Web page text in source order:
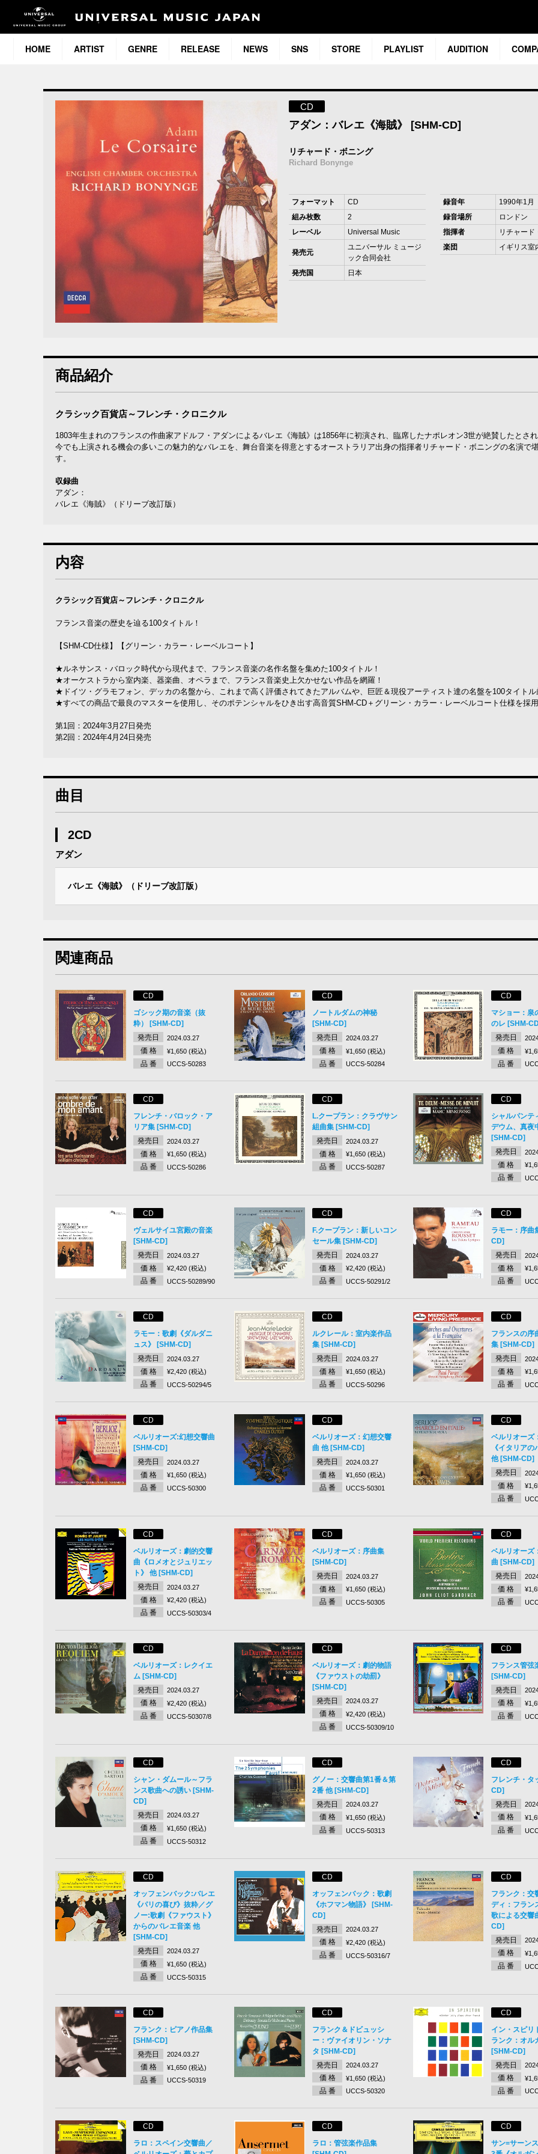
HOME ARTIST GENRE RELEASE NEWS SNS STORE PLAYLIST AUDITION
CD
アダン：バレエ《海賊》 [SHM-CD]
リチャード・ボニング
Richard Bonynge
フォーマット
CD
組み枚数
2
レーベル
Universal Music
発売元
ユニバーサル ミュージ
ック合同会社
発売国
日本
録音年
1990年1月
録音場所
ロンドン
指揮者
リチャード
楽団
イギリス室
商品紹介
クラシック百貨店～フレンチ・クロニクル
1803年生まれのフランスの作曲家アドルフ・アダンによるバレエ《海賊》は1856年に初演され、臨席したナポレオン3世が絶賛したとされ
今でも上演される機会の多いこの魅力的なバレエを、舞台音楽を得意とするオーストラリア出身の指揮者リチャード・ボニングの名演で
す。
収録曲
アダン：
バレエ《海賊》（ドリーブ改訂版）
内容
クラシック百貨店～フレンチ・クロニクル
フランス音楽の歴史を辿る100タイトル！
【SHM-CD仕様】【グリーン・カラー・レーベルコート】
★ルネサンス・バロック時代から現代まで、フランス音楽の名作名盤を集めた100タイトル！
★オーケストラから室内楽、器楽曲、オペラまで、フランス音楽史上欠かせない作品を網羅！
★ドイツ・グラモフォン、デッカの名盤から、これまで高く評価されてきたアルバムや、巨匠＆現役アーティスト達の名盤を100タイトル
★すべての商品で最良のマスターを使用し、そのポテンシャルをひき出す高音質SHM-CD＋グリーン・カラー・レーベルコート仕様を採用
第1回：2024年3月27日発売
第2回：2024年4月24日発売
曲目
2CD
アダン
バレエ《海賊》（ドリーブ改訂版）
関連商品
CD
ゴシック期の音楽（抜
粋） [SHM-CD]
発売日
2024.03.27
価 格 ¥1,650 (税込)
品 番 UCCS-50283
CD
ノートルダムの神秘
[SHM-CD]
発売日
2024.03.27
価 格 ¥1,650 (税込)
品 番 UCCS-50284
CD
マショー：泉
のレ [SHM-
発売日
価 格
品 番
CD
フレンチ・バロック・ア
リア集 [SHM-CD]
発売日
2024.03.27
価 格 ¥1,650 (税込)
品 番 UCCS-50286
CD
L.クープラン：クラヴサン
組曲集 [SHM-CD]
発売日
2024.03.27
価 格 ¥1,650 (税込)
品 番 UCCS-50287
CD
シャルパンテ
デウム、真夜
[SHM-CD]
発売日
価 格
品 番
CD
ヴェルサイユ宮殿の音楽
[SHM-CD]
発売日
2024.03.27
価 格 ¥2,420 (税込)
品 番 UCCS-50289/90
CD
F.クープラン：新しいコン
セール集 [SHM-CD]
発売日
2024.03.27
価 格 ¥2,420 (税込)
品 番 UCCS-50291/2
CD
ラモー：序曲
CD]
発売日
価 格
品 番
CD
ラモー：歌劇《ダルダニ
ュス》 [SHM-CD]
発売日
2024.03.27
価 格 ¥2,420 (税込)
品 番 UCCS-50294/5
CD
ルクレール：室内楽作品
集 [SHM-CD]
発売日
2024.03.27
価 格 ¥1,650 (税込)
品 番 UCCS-50296
CD
フランスの序
集 [SHM-CD]
発売日
価 格
品 番
CD
ベルリオーズ:幻想交響曲
[SHM-CD]
発売日
2024.03.27
価 格 ¥1,650 (税込)
品 番 UCCS-50300
CD
ベルリオーズ：幻想交響
曲 他 [SHM-CD]
発売日
2024.03.27
価 格 ¥1,650 (税込)
品 番 UCCS-50301
CD
ベルリオーズ
《イタリアの
他 [SHM-CD]
発売日
価 格
品 番
CD
ベルリオーズ：劇的交響
曲《ロメオとジュリエッ
ト》 他 [SHM-CD]
発売日
2024.03.27
価 格 ¥2,420 (税込)
品 番 UCCS-50303/4
CD
ベルリオーズ：序曲集
[SHM-CD]
発売日
2024.03.27
価 格 ¥1,650 (税込)
品 番 UCCS-50305
CD
ベルリオーズ
曲 [SHM-CD]
発売日
価 格
品 番
CD
ベルリオーズ：レクイエ
ム [SHM-CD]
発売日
2024.03.27
価 格 ¥2,420 (税込)
品 番 UCCS-50307/8
CD
ベルリオーズ：劇的物語
《ファウストの劫罰》
[SHM-CD]
発売日
2024.03.27
価 格 ¥2,420 (税込)
品 番 UCCS-50309/10
CD
フランス管弦
[SHM-CD]
発売日
価 格
品 番
CD
シャン・ダムール～フラ
ンス歌曲への誘い [SHM-
CD]
発売日
2024.03.27
価 格 ¥1,650 (税込)
品 番 UCCS-50312
CD
グノー：交響曲第1番＆第
2番 他 [SHM-CD]
発売日
2024.03.27
価 格 ¥1,650 (税込)
品 番 UCCS-50313
CD
フレンチ・タ
CD]
発売日
価 格
品 番
CD
オッフェンバック:バレエ
《パリの喜び》抜粋／グ
ノー:歌劇《ファウスト》
からのバレエ音楽 他
[SHM-CD]
発売日
2024.03.27
価 格 ¥1,650 (税込)
品 番 UCCS-50315
CD
オッフェンバック：歌劇
《ホフマン物語》 [SHM-
CD]
発売日
2024.03.27
価 格 ¥2,420 (税込)
品 番 UCCS-50316/7
CD
フランク：交
ディ：フラン
歌による交響
CD]
発売日
価 格
品 番
CD
フランク：ピアノ作品集
[SHM-CD]
発売日
2024.03.27
価 格 ¥1,650 (税込)
品 番 UCCS-50319
CD
フランク＆ドビュッシ
ー：ヴァイオリン・ソナ
タ [SHM-CD]
発売日
2024.03.27
価 格 ¥1,650 (税込)
品 番 UCCS-50320
CD
イン・スピリ
ランク：オル
[SHM-CD]
発売日
価 格
品 番
CD
ラロ：スペイン交響曲／
CD
ラロ：管弦楽作品集
CD
サン=サーン